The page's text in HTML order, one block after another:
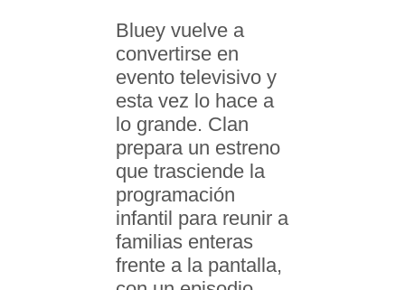
Bluey vuelve a
convertirse en
evento televisivo y
esta vez lo hace a
lo grande. Clan
prepara un estreno
que trasciende la
programación
infantil para reunir a
familias enteras
frente a la pantalla,